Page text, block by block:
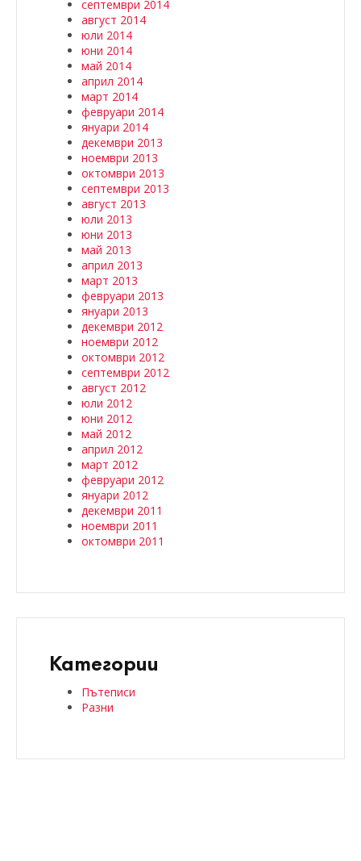
септември 2014
август 2014
юли 2014
юни 2014
май 2014
април 2014
март 2014
февруари 2014
януари 2014
декември 2013
ноември 2013
октомври 2013
септември 2013
август 2013
юли 2013
юни 2013
май 2013
април 2013
март 2013
февруари 2013
януари 2013
декември 2012
ноември 2012
октомври 2012
септември 2012
август 2012
юли 2012
юни 2012
май 2012
април 2012
март 2012
февруари 2012
януари 2012
декември 2011
ноември 2011
октомври 2011
Категории
Пътеписи
Разни